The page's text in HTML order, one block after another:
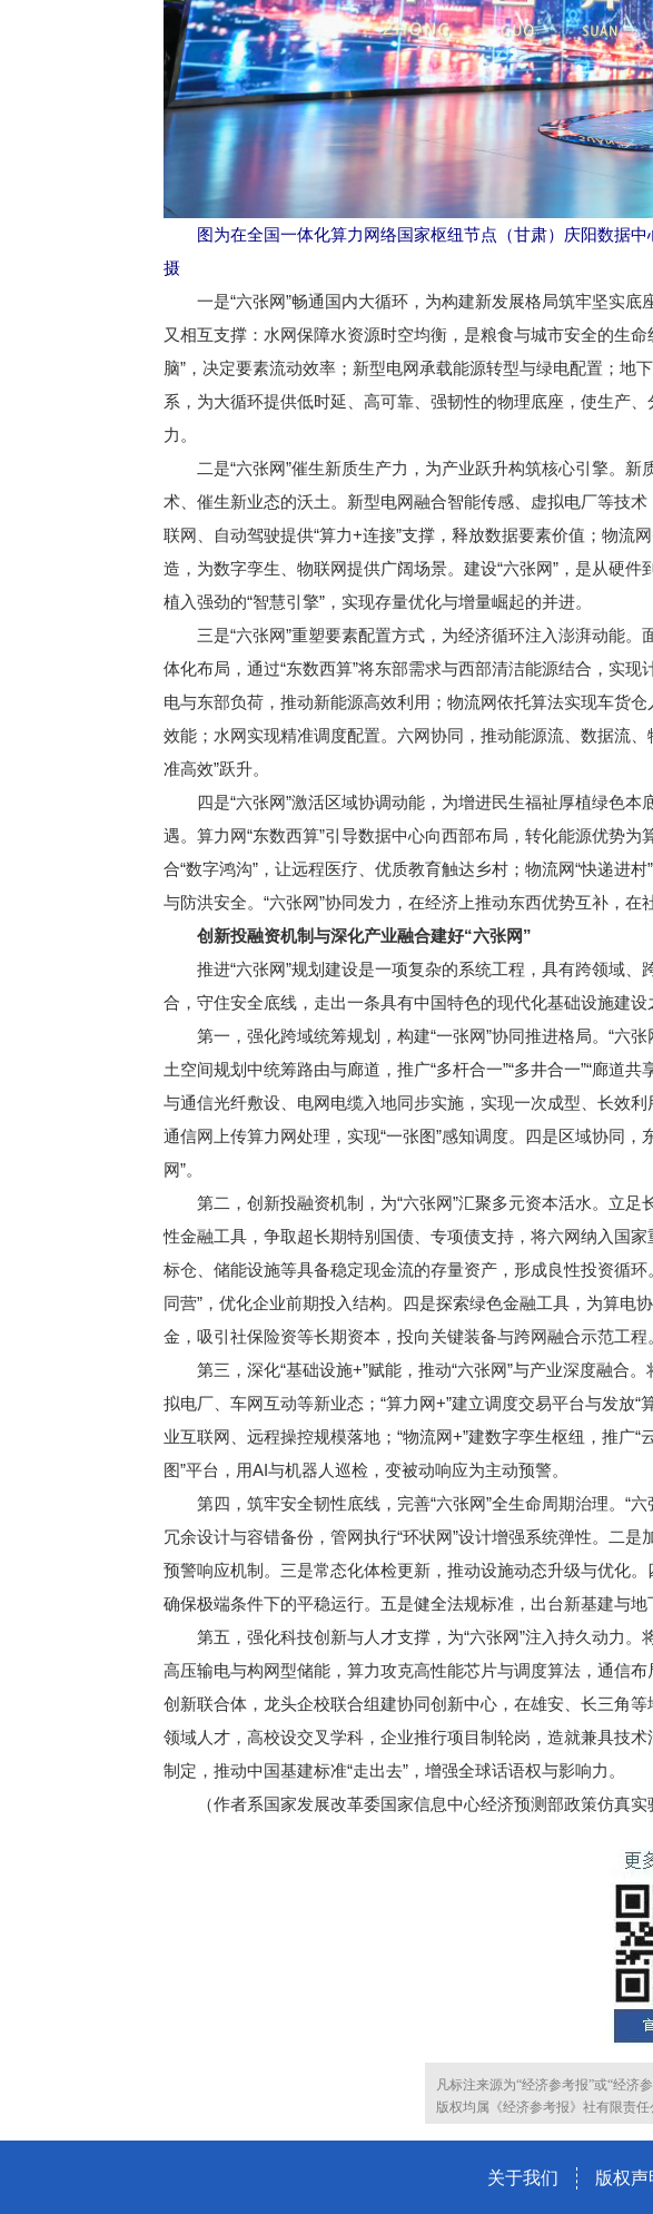
图为在全国一体化算力网络国家枢纽节点（甘肃）庆阳数据
摄
一是“六张网”畅通国内大循环，为构建新发展格局筑牢坚实底
又相互支撑：水网保障水资源时空均衡，是粮食与城市安全的生
脑”，决定要素流动效率；新型电网承载能源转型与绿电配置；
系，为大循环提供低时延、高可靠、强韧性的物理底座，使生产
力。
二是“六张网”催生新质生产力，为产业跃升构筑核心引擎。新
术、催生新业态的沃土。新型电网融合智能传感、虚拟电厂等技
联网、自动驾驶提供“算力+连接”支撑，释放数据要素价值；物
造，为数字孪生、物联网提供广阔场景。建设“六张网”，是从硬
植入强劲的“智慧引擎”，实现存量优化与增量崛起的并进。
三是“六张网”重塑要素配置方式，为经济循环注入澎湃动能。
体化布局，通过“东数西算”将东部需求与西部清洁能源结合，实
电与东部负荷，推动新能源高效利用；物流网依托算法实现车货
效能；水网实现精准调度配置。六网协同，推动能源流、数据流
准高效”跃升。
四是“六张网”激活区域协调动能，为增进民生福祉厚植绿色本
遇。算力网“东数西算”引导数据中心向西部布局，转化能源优势
合“数字鸿沟”，让远程医疗、优质教育触达乡村；物流网“快递进
与防洪安全。“六张网”协同发力，在经济上推动东西优势互补，
创新投融资机制与深化产业融合建好“六张网”
推进“六张网”规划建设是一项复杂的系统工程，具有跨领域、
合，守住安全底线，走出一条具有中国特色的现代化基础设施建设
第一，强化跨域统筹规划，构建“一张网”协同推进格局。“六张
土空间规划中统筹路由与廊道，推广“多杆合一”“多井合一”“廊道
与通信光纤敷设、电网电缆入地同步实施，实现一次成型、长效
通信网上传算力网处理，实现“一张图”感知调度。四是区域协同
网”。
第二，创新投融资机制，为“六张网”汇聚多元资本活水。立足
性金融工具，争取超长期特别国债、专项债支持，将六网纳入国
标仓、储能设施等具备稳定现金流的存量资产，形成良性投资循
同营”，优化企业前期投入结构。四是探索绿色金融工具，为算
金，吸引社保险资等长期资本，投向关键装备与跨网融合示范工程
第三，深化“基础设施+”赋能，推动“六张网”与产业深度融合。
拟电厂、车网互动等新业态；“算力网+”建立调度交易平台与发放
业互联网、远程操控规模落地；“物流网+”建数字孪生枢纽，推广“
图”平台，用AI与机器人巡检，变被动响应为主动预警。
第四，筑牢安全韧性底线，完善“六张网”全生命周期治理。“六
冗余设计与容错备份，管网执行“环状网”设计增强系统弹性。二
预警响应机制。三是常态化体检更新，推动设施动态升级与优化
确保极端条件下的平稳运行。五是健全法规标准，出台新基建与
第五，强化科技创新与人才支撑，为“六张网”注入持久动力。
高压输电与构网型储能，算力攻克高性能芯片与调度算法，通信
创新联合体，龙头企校联合组建协同创新中心，在雄安、长三角
领域人才，高校设交叉学科，企业推行项目制轮岗，造就兼具技
制定，推动中国基建标准“走出去”，增强全球话语权与影响力。
（作者系国家发展改革委国家信息中心经济预测部政策仿真实
凡标注来源为“经济参考报”或“经济
版权均属《经济参考报》社有限责
关于我们 版权声